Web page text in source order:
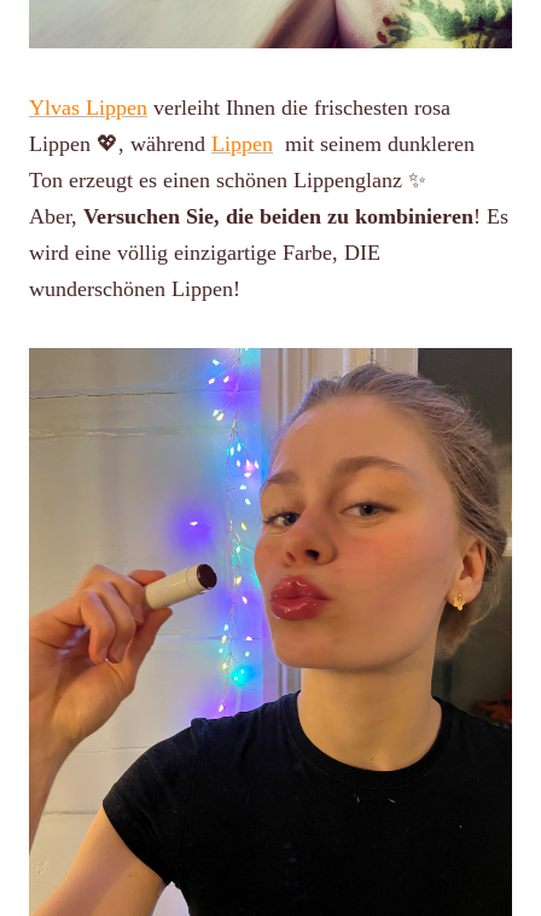
Ylvas Lippen verleiht Ihnen die frischesten rosa
Lippen 💖, während Lippen mit seinem dunkleren
Ton erzeugt es einen schönen Lippenglanz ✨
Aber, Versuchen Sie, die beiden zu kombinieren! Es
wird eine völlig einzigartige Farbe, DIE
wunderschönen Lippen!